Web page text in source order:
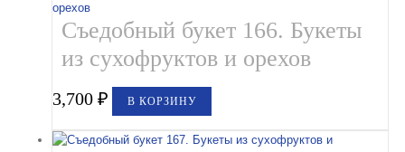
Съедобный букет 166. Букеты
из сухофруктов и орехов
3,700₽ В КОРЗИНУ